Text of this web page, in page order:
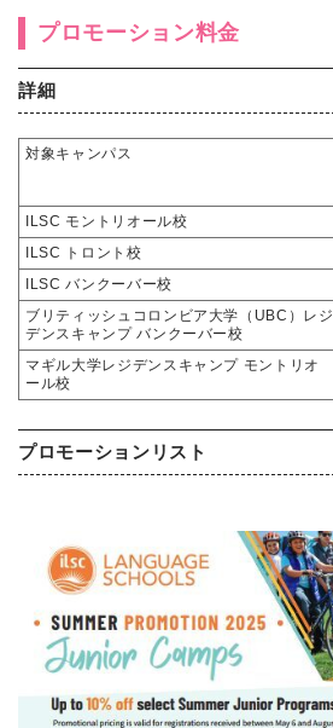
プロモーション料金
詳細
対象キャンパス
ILSC モントリオール校
ILSC トロント校
ILSC バンクーバー校
ブリティッシュコロンビア大学（UBC）レジ
デンスキャンプ バンクーバー校
マギル大学レジデンスキャンプ モントリオ
ール校
プロモーションリスト